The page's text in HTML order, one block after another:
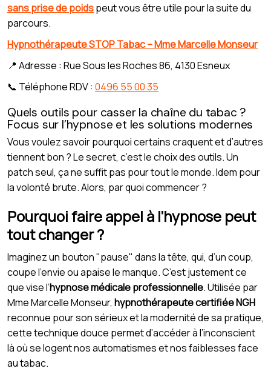
sans prise de poidspeut vous être utile pour la suite du
parcours.
Hypnothérapeute STOP Tabac – Mme Marcelle Monseur
📍 Adresse : Rue Sous les Roches 86, 4130 Esneux
📞 Téléphone RDV : 0496 55 00 35
Quels outils pour casser la chaîne du tabac ?
Focus sur l’hypnose et les solutions modernes
Vous voulez savoir pourquoi certains craquent et d’autres
tiennent bon ? Le secret, c’est le choix des outils. Un
patch seul, ça ne suffit pas pour tout le monde. Idem pour
la volonté brute. Alors, par quoi commencer ?
Pourquoi faire appel à l’hypnose peut
tout changer ?
Imaginez un bouton "pause" dans la tête, qui, d’un coup,
coupe l’envie ou apaise le manque. C’est justement ce
que vise l’hypnose médicale professionnelle. Utilisée par
Mme Marcelle Monseur, hypnothérapeute certifiée NGH
reconnue pour son sérieux et la modernité de sa pratique,
cette technique douce permet d’accéder à l’inconscient
là où se logent nos automatismes et nos faiblesses face
au tabac.